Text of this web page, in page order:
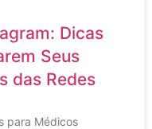
Dicas
Seus
das Redes
para Médicos